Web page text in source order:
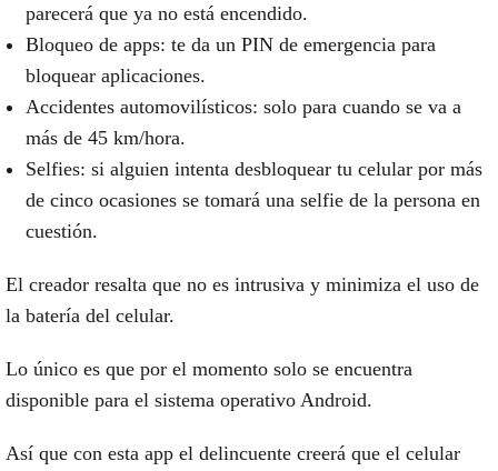
parecerá que ya no está encendido.
Bloqueo de apps: te da un PIN de emergencia para
bloquear aplicaciones.
Accidentes automovilísticos: solo para cuando se va a
más de 45 km/hora.
Selfies: si alguien intenta desbloquear tu celular por más
de cinco ocasiones se tomará una selfie de la persona en
cuestión.
El creador resalta que no es intrusiva y minimiza el uso de
la batería del celular.
Lo único es que por el momento solo se encuentra
disponible para el sistema operativo Android.
Así que con esta app el delincuente creerá que el celular